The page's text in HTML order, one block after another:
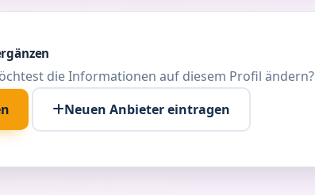
die Informationen auf diesem Profil ändern?
Neuen Anbieter eintragen